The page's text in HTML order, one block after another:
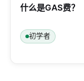
什么是GAS费？
初学者